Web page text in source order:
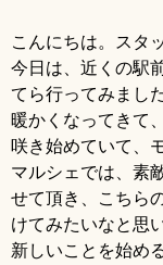
こんにちは。スタ
今日は、近くの駅
てら行ってみました
暖かくなってきて
咲き始めていて、
マルシェでは、素
せて頂き、こちら
けてみたいなと思
新しいことを始め